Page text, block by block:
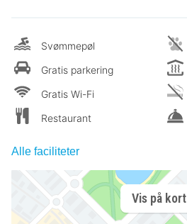
Svømmepøl
Gratis parkering
Gratis Wi-Fi
Restaurant
Alle faciliteter
Vis på kort